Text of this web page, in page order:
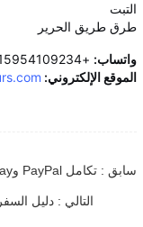
التبت
طرق طريق الحرير
واتساب: +8615954109234
الموقع الإلكتروني:
التالي : دليل